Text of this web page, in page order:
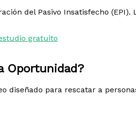
del Pasivo Insatisfecho
gratuito
Oportunidad?
diseñado para rescatar a